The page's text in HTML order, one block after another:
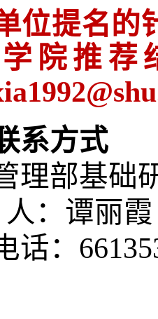
位提名的
院推荐
系方式
理部基础
人：谭丽霞
话：